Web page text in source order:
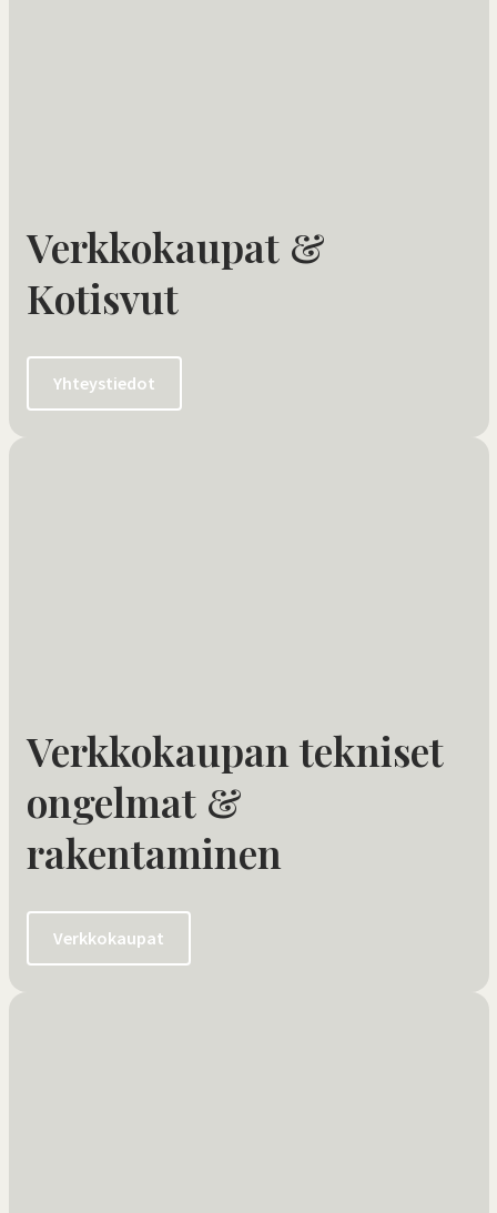
Verkkokaupat &
Kotisvut
Yhteystiedot
Verkkokaupan tekniset
ongelmat &
rakentaminen
Verkkokaupat